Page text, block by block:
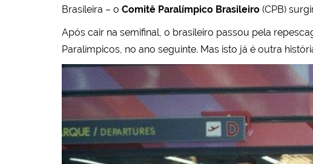
Brasileira – o Comitê Paralímpico Brasileiro (CPB)
Após cair na semifinal, o brasileiro passou pela
Paralímpicos, no ano seguinte. Mas isto já é outra